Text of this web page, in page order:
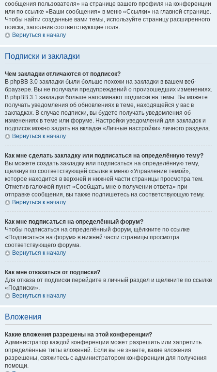
сообщения пользователя» на странице вашего профиля на конференции
или по ссылке «Ваши сообщения» в меню «Ссылки» на главной странице.
Чтобы найти созданные вами темы, используйте страницу расширенного
поиска, заполнив соответствующие поля.
Вернуться к началу
Подписки и закладки
Чем закладки отличаются от подписок?
В phpBB 3.0 закладки были больше похожи на закладки в вашем веб-
браузере. Вы не получали предупреждений о произошедших изменениях.
В phpBB 3.1 закладки больше напоминают подписки на темы. Вы можете
получать уведомления об обновлениях в теме, находящейся у вас в
закладках. В случае подписки, вы будете получать уведомления об
изменениях в теме или форуме. Настройки уведомлений для закладок и
подписок можно задать на вкладке «Личные настройки» личного раздела.
Вернуться к началу
Как мне сделать закладку или подписаться на определённую тему?
Вы можете создать закладку или подписаться на определённую тему,
щёлкнув по соответствующей ссылке в меню «Управление темой»,
которое находится в верхней и нижней части страницы просмотра тем.
Отметив галочкой пункт «Сообщать мне о получении ответа» при
отправке сообщения, вы также подпишетесь на соответствующую тему.
Вернуться к началу
Как мне подписаться на определённый форум?
Чтобы подписаться на определённый форум, щёлкните по ссылке
«Подписаться на форум» в нижней части страницы просмотра
соответствующего форума.
Вернуться к началу
Как мне отказаться от подписки?
Для отказа от подписки перейдите в личный раздел и щёлкните по ссылке
«Подписки».
Вернуться к началу
Вложения
Какие вложения разрешены на этой конференции?
Администратор каждой конференции может разрешить или запретить
определённые типы вложений. Если вы не знаете, какие вложения
разрешены, свяжитесь с администратором конференции для получения
помощи.